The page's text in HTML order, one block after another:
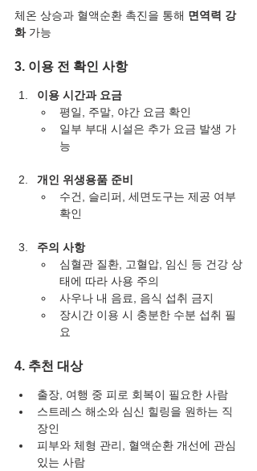
체온 상승과 혈액순환 촉진을 통해 면역력 강
화 가능
3. 이용 전 확인 사항
이용 시간과 요금
평일, 주말, 야간 요금 확인
일부 부대 시설은 추가 요금 발생 가
능
개인 위생용품 준비
수건, 슬리퍼, 세면도구는 제공 여부
확인
주의 사항
심혈관 질환, 고혈압, 임신 등 건강 상
태에 따라 사용 주의
사우나 내 음료, 음식 섭취 금지
장시간 이용 시 충분한 수분 섭취 필
요
4. 추천 대상
출장, 여행 중 피로 회복이 필요한 사람
스트레스 해소와 심신 힐링을 원하는 직
장인
피부와 체형 관리, 혈액순환 개선에 관심
있는 사람